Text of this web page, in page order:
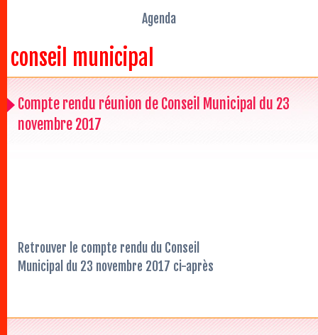
Agenda
conseil municipal
Compte rendu réunion de Conseil Municipal du 23
novembre 2017
Retrouver le compte rendu du Conseil
Municipal du 23 novembre 2017 ci-après